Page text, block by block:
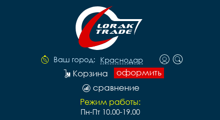
Ваш город: Краснодар
оформить
Корзина
сравнение
Режим работы:
Пн-Пт 10.00-19.00